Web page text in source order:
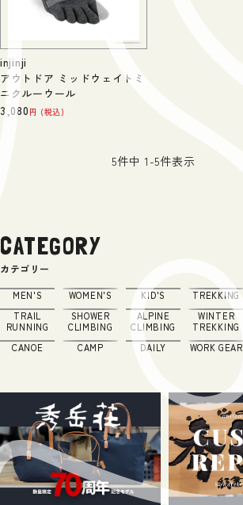
injinji
アウトドア ミッドウェイトミ
ニクルーウール
3,080 税込
5件中 1 -5件表示
CATEGORY
カテゴリー
MEN'S WOMEN'S KID'S TREKKING
TRAIL
RUNNING
SHOWER
CLIMBING
ALPINE
CLIMBING
WINTER
TREKKING
CANOE
CAMP DAILY WORK GEAR